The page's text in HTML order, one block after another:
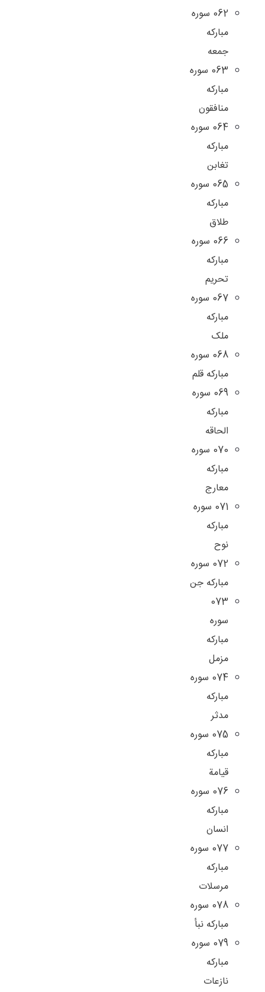
062 سوره
مبارکه
جمعه
063 سوره
مبارکه
منافقون
064 سوره
مبارکه
تغابن
065 سوره
مبارکه
طلاق
066 سوره
مبارکه
تحریم
067 سوره
مبارکه
ملک
068 سوره
مبارکه قلم
069 سوره
مبارکه
الحاقه
070 سوره
مبارکه
معارج
071 سوره
مبارکه
نوح
072 سوره
مبارکه جن
073
سوره
مبارکه
مزمل
074 سوره
مبارکه
مدثر
075 سوره
مبارکه
قیامة
076 سوره
مبارکه
انسان
077 سوره
مبارکه
مرسلات
078 سوره
مبارکه نبأ
079 سوره
مبارکه
نازعات